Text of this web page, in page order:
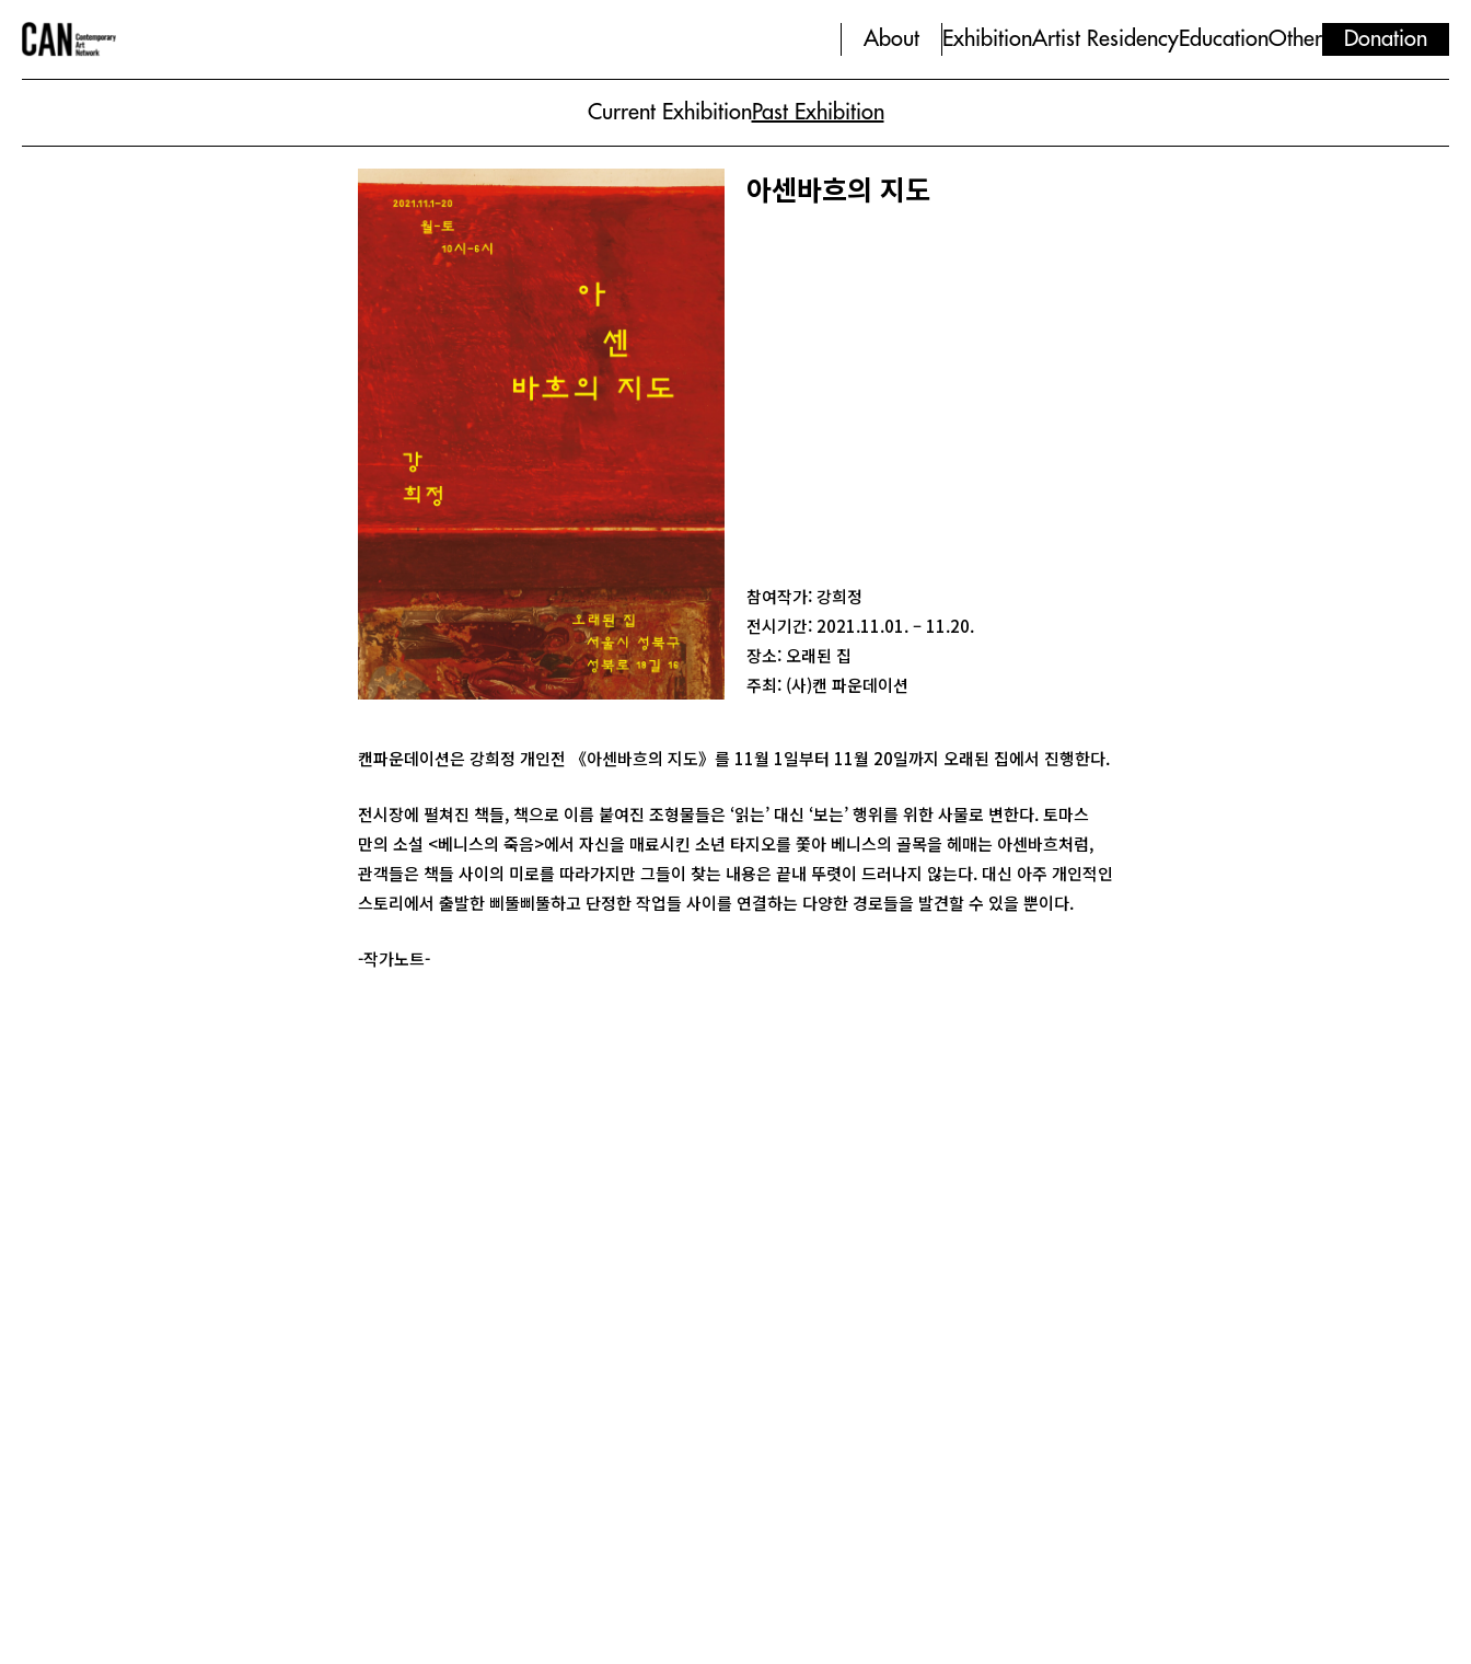
About ExhibitionArtist ResidencyEducationOther Donation
Current ExhibitionPast Exhibition
아센바흐의 지도
참여작가: 강희정
전시기간: 2021.11.01. – 11.20.
장소: 오래된 집
주최: (사)캔 파운데이션
캔파운데이션은 강희정 개인전 《아센바흐의 지도》를 11월 1일부터 11월 20일까지 오래된 집에서 진행한다.
전시장에 펼쳐진 책들, 책으로 이름 붙여진 조형물들은 ‘읽는’ 대신 ‘보는’ 행위를 위한 사물로 변한다. 토마스
만의 소설 <베니스의 죽음>에서 자신을 매료시킨 소년 타지오를 쫓아 베니스의 골목을 헤매는 아센바흐처럼,
관객들은 책들 사이의 미로를 따라가지만 그들이 찾는 내용은 끝내 뚜렷이 드러나지 않는다. 대신 아주 개인적인
스토리에서 출발한 삐뚤삐뚤하고 단정한 작업들 사이를 연결하는 다양한 경로들을 발견할 수 있을 뿐이다.
-작가노트-